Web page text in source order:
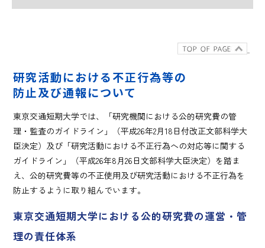
研究活動における不正行為等の
防止及び通報について
東京交通短期大学では、「研究機関における公的研究費の管
理・監査のガイドライン」（平成26年2月18日付改正文部科学大
臣決定）及び「研究活動における不正行為への対応等に関する
ガイドライン」（平成26年8月26日文部科学大臣決定）を踏ま
え、公的研究費等の不正使用及び研究活動における不正行為を
防止するように取り組んでいます。
東京交通短期大学における公的研究費の運営・管
理の責任体系